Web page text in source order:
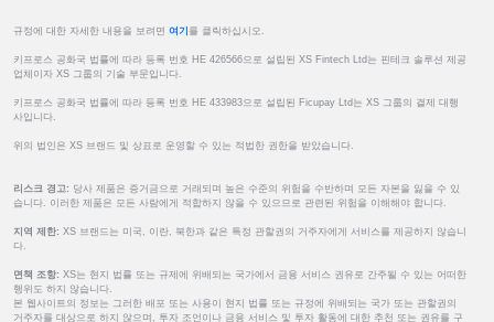
규정에 대한 자세한 내용을 보려면 여기 를 클릭하십시오.
키프로스 공화국 법률에 따라 등록 번호 HE 426566으로 설립된 XS Fintech Ltd는 핀테크 솔루션 제공
업체이자 XS 그룹의 기술 부문입니다.
키프로스 공화국 법률에 따라 등록 번호 HE 433983으로 설립된 Ficupay Ltd는 XS 그룹의 결제 대행
사입니다.
위의 법인은 XS 브랜드 및 상표로 운영할 수 있는 적법한 권한을 받았습니다.
리스크 경고: 당사 제품은 증거금으로 거래되며 높은 수준의 위험을 수반하며 모든 자본을 잃을 수 있
습니다. 이러한 제품은 모든 사람에게 적합하지 않을 수 있으므로 관련된 위험을 이해해야 합니다.
지역 제한: XS 브랜드는 미국, 이란, 북한과 같은 특정 관할권의 거주자에게 서비스를 제공하지 않습니
다.
면책 조항: XS는 현지 법률 또는 규제에 위배되는 국가에서 금융 서비스 권유로 간주될 수 있는 어떠한
행위도 하지 않습니다.
본 웹사이트의 정보는 그러한 배포 또는 사용이 현지 법률 또는 규정에 위배되는 국가 또는 관할권의
거주자를 대상으로 하지 않으며, 투자 조언이나 금융 서비스 및 투자 활동에 대한 추천 또는 권유를 구